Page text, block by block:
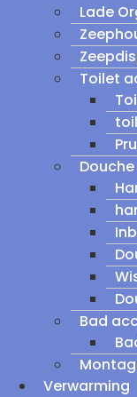
Lade
Toilet
Bad
Verwarming